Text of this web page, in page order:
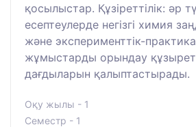
қосылыстар. Құзіреттілік: әр
есептеулерде негізгі химия
және эксперименттік-
жұмыстарды орындау
дағдыларын қалыптастырады.
Оқу жылы - 1
Семестр - 1